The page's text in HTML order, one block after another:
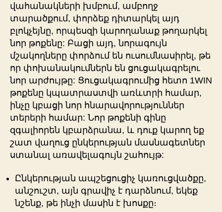
վահանակների խմբում, ամբողջ
տարածքում, փորձեք դիտարկել այդ
բլոկչեյնը, որպեսզի կարողանաք թողարկել
նոր թոքենը: Բացի այդ, նորագույն
մշակողները փորձում են ուսումնասիրել, թե
որ փոխանակումներն են ցուցակագրելու
նոր արժույթը: Ցուցակագրումից հետո 1WIN
թոքենը կպատրաստվի առևտրի համար,
ինչը կբացի նոր հնարավորություններ
տերերի համար: Նոր թոքենի գինը
զգալիորեն կբարձրանա, և դուք կարող եք
շատ վաղուց ընկերության մասնագետներ
ստանալ առավելագույն շահույթ:
Ընկերության ապշեցուցիչ կառուցվածքը,
անշուշտ, այն գրավիչ է դարձնում, եկեք
նշենք, թե ինչի մասին է խոսքը։